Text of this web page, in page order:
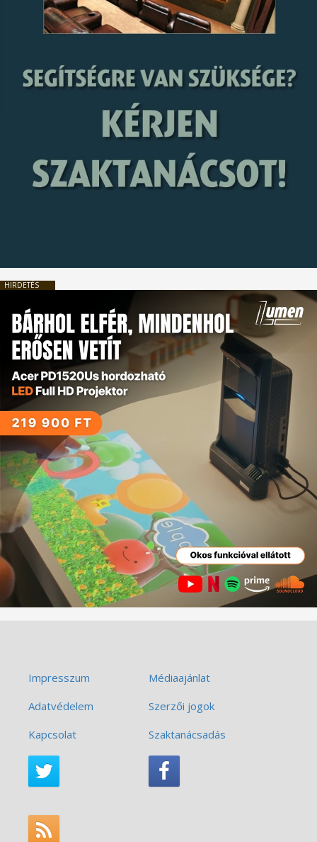
HIRDETÉS
Impresszum
Médiaajánlat
Adatvédelem
Szerzői jogok
Kapcsolat
Szaktanácsadás